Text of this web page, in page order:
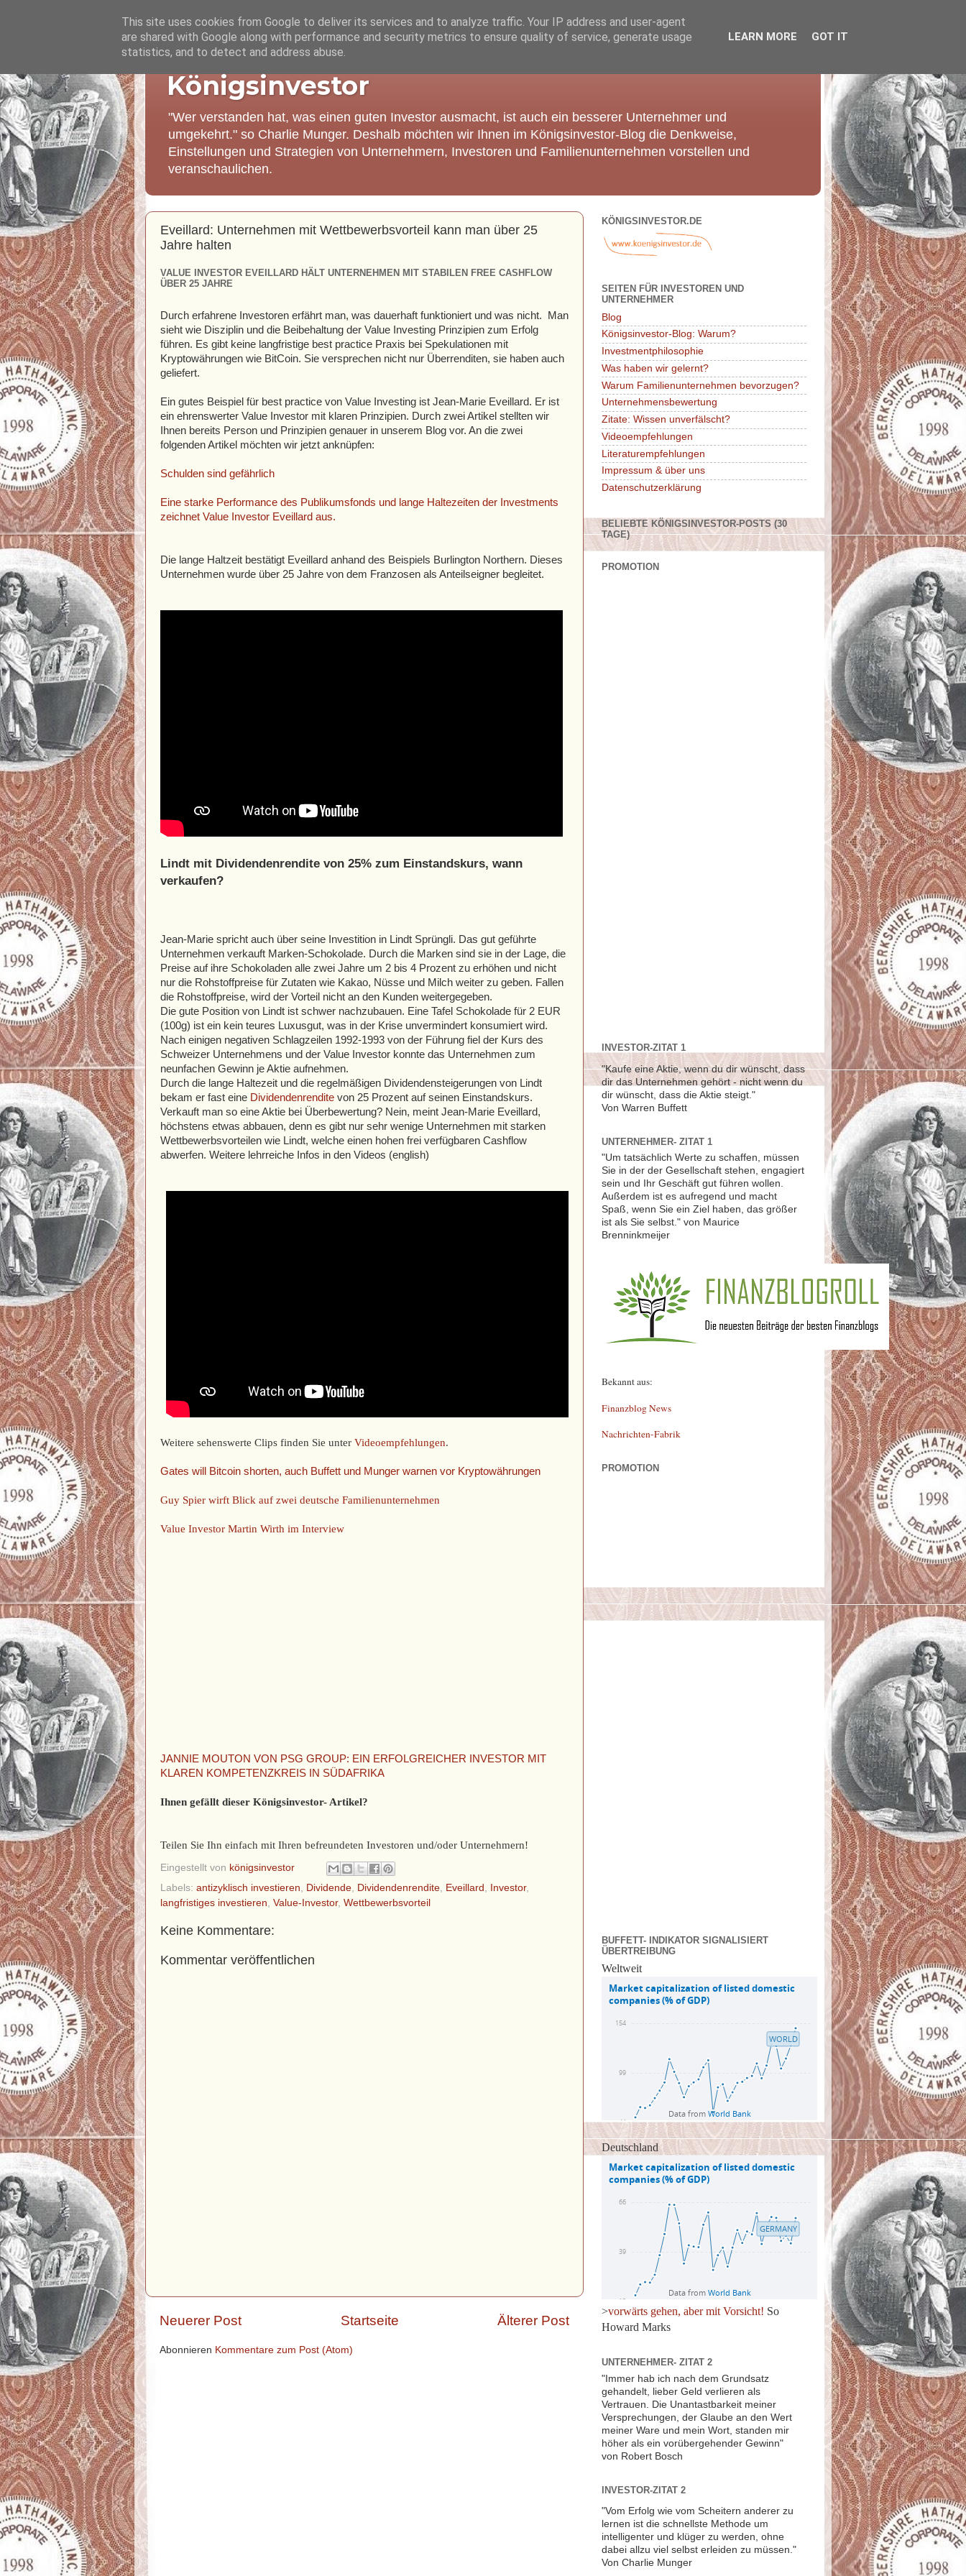
Königsinvestor
"Wer verstanden hat, was einen guten Investor ausmacht, ist auch ein besserer Unternehmer und
umgekehrt." so Charlie Munger. Deshalb möchten wir Ihnen im Königsinvestor-Blog die Denkweise,
Einstellungen und Strategien von Unternehmern, Investoren und Familienunternehmen vorstellen und
veranschaulichen.
Eveillard: Unternehmen mit Wettbewerbsvorteil kann man über 25
Jahre halten
VALUE INVESTOR EVEILLARD HÄLT UNTERNEHMEN MIT STABILEN FREE CASHFLOW
ÜBER 25 JAHRE
Durch erfahrene Investoren erfährt man, was dauerhaft funktioniert und was nicht. Man
sieht wie Disziplin und die Beibehaltung der Value Investing Prinzipien zum Erfolg
führen. Es gibt keine langfristige best practice Praxis bei Spekulationen mit
Kryptowährungen wie BitCoin. Sie versprechen nicht nur Überrenditen, sie haben auch
geliefert.
Ein gutes Beispiel für best practice von Value Investing ist Jean-Marie Eveillard. Er ist
ein ehrenswerter Value Investor mit klaren Prinzipien. Durch zwei Artikel stellten wir
Ihnen bereits Person und Prinzipien genauer in unserem Blog vor. An die zwei
folgenden Artikel möchten wir jetzt anknüpfen:
Schulden sind gefährlich
Eine starke Performance des Publikumsfonds und lange Haltezeiten der Investments
zeichnet Value Investor Eveillard aus.
Die lange Haltzeit bestätigt Eveillard anhand des Beispiels Burlington Northern. Dieses
Unternehmen wurde über 25 Jahre von dem Franzosen als Anteilseigner begleitet.
Lindt mit Dividendenrendite von 25% zum Einstandskurs, wann
verkaufen?
Jean-Marie spricht auch über seine Investition in Lindt Sprüngli. Das gut geführte
Unternehmen verkauft Marken-Schokolade. Durch die Marken sind sie in der Lage, die
Preise auf ihre Schokoladen alle zwei Jahre um 2 bis 4 Prozent zu erhöhen und nicht
nur die Rohstoffpreise für Zutaten wie Kakao, Nüsse und Milch weiter zu geben. Fallen
die Rohstoffpreise, wird der Vorteil nicht an den Kunden weitergegeben.
Die gute Position von Lindt ist schwer nachzubauen. Eine Tafel Schokolade für 2 EUR
(100g) ist ein kein teures Luxusgut, was in der Krise unvermindert konsumiert wird.
Nach einigen negativen Schlagzeilen 1992-1993 von der Führung fiel der Kurs des
Schweizer Unternehmens und der Value Investor konnte das Unternehmen zum
neunfachen Gewinn je Aktie aufnehmen.
Durch die lange Haltezeit und die regelmäßigen Dividendensteigerungen von Lindt
bekam er fast eine Dividendenrendite von 25 Prozent auf seinen Einstandskurs.
Verkauft man so eine Aktie bei Überbewertung? Nein, meint Jean-Marie Eveillard,
höchstens etwas abbauen, denn es gibt nur sehr wenige Unternehmen mit starken
Wettbewerbsvorteilen wie Lindt, welche einen hohen frei verfügbaren Cashflow
abwerfen. Weitere lehrreiche Infos in den Videos (english)
Weitere sehenswerte Clips finden Sie unter Videoempfehlungen.
Gates will Bitcoin shorten, auch Buffett und Munger warnen vor Kryptowährungen
Guy Spier wirft Blick auf zwei deutsche Familienunternehmen
Value Investor Martin Wirth im Interview
JANNIE MOUTON VON PSG GROUP: EIN ERFOLGREICHER INVESTOR MIT
KLAREN KOMPETENZKREIS IN SÜDAFRIKA
Ihnen gefällt dieser Königsinvestor- Artikel?
Teilen Sie Ihn einfach mit Ihren befreundeten Investoren und/oder Unternehmern!
Eingestellt von königsinvestor
Labels: antizyklisch investieren, Dividende, Dividendenrendite, Eveillard , Investor,
langfristiges investieren, Value-Investor, Wettbewerbsvorteil
Keine Kommentare:
Kommentar veröffentlichen
Neuerer Post Älterer Post
Startseite
Abonnieren Kommentare zum Post (Atom)
KÖNIGSINVESTOR.DE
SEITEN FÜR INVESTOREN UND
UNTERNEHMER
Blog
Königsinvestor-Blog: Warum?
Investmentphilosophie
Was haben wir gelernt?
Warum Familienunternehmen bevorzugen?
Unternehmensbewertung
Zitate: Wissen unverfälscht?
Videoempfehlungen
Literaturempfehlungen
Impressum & über uns
Datenschutzerklärung
BELIEBTE KÖNIGSINVESTOR-POSTS (30
TAGE)
PROMOTION
INVESTOR-ZITAT 1
"Kaufe eine Aktie, wenn du dir wünscht, dass
dir das Unternehmen gehört - nicht wenn du
dir wünscht, dass die Aktie steigt."
Von Warren Buffett
UNTERNEHMER- ZITAT 1
"Um tatsächlich Werte zu schaffen, müssen
Sie in der der Gesellschaft stehen, engagiert
sein und Ihr Geschäft gut führen wollen.
Außerdem ist es aufregend und macht
Spaß, wenn Sie ein Ziel haben, das größer
ist als Sie selbst." von Maurice
Brenninkmeijer
Bekannt aus:
Finanzblog News
Nachrichten-Fabrik
PROMOTION
BUFFETT- INDIKATOR SIGNALISIERT
ÜBERTREIBUNG
Weltweit
Deutschland
>vorwärts gehen, aber mit Vorsicht! So
Howard Marks
UNTERNEHMER- ZITAT 2
"Immer hab ich nach dem Grundsatz
gehandelt, lieber Geld verlieren als
Vertrauen. Die Unantastbarkeit meiner
Versprechungen, der Glaube an den Wert
meiner Ware und mein Wort, standen mir
höher als ein vorübergehender Gewinn"
von Robert Bosch
INVESTOR-ZITAT 2
"Vom Erfolg wie vom Scheitern anderer zu
lernen ist die schnellste Methode um
intelligenter und klüger zu werden, ohne
dabei allzu viel selbst erleiden zu müssen."
Von Charlie Munger
This site uses cookies from Google to deliver its services and to analyze traffic. Your IP address and user-agent
are shared with Google along with performance and security metrics to ensure quality of service, generate usage
statistics, and to detect and address abuse.
LEARN MORE GOT IT